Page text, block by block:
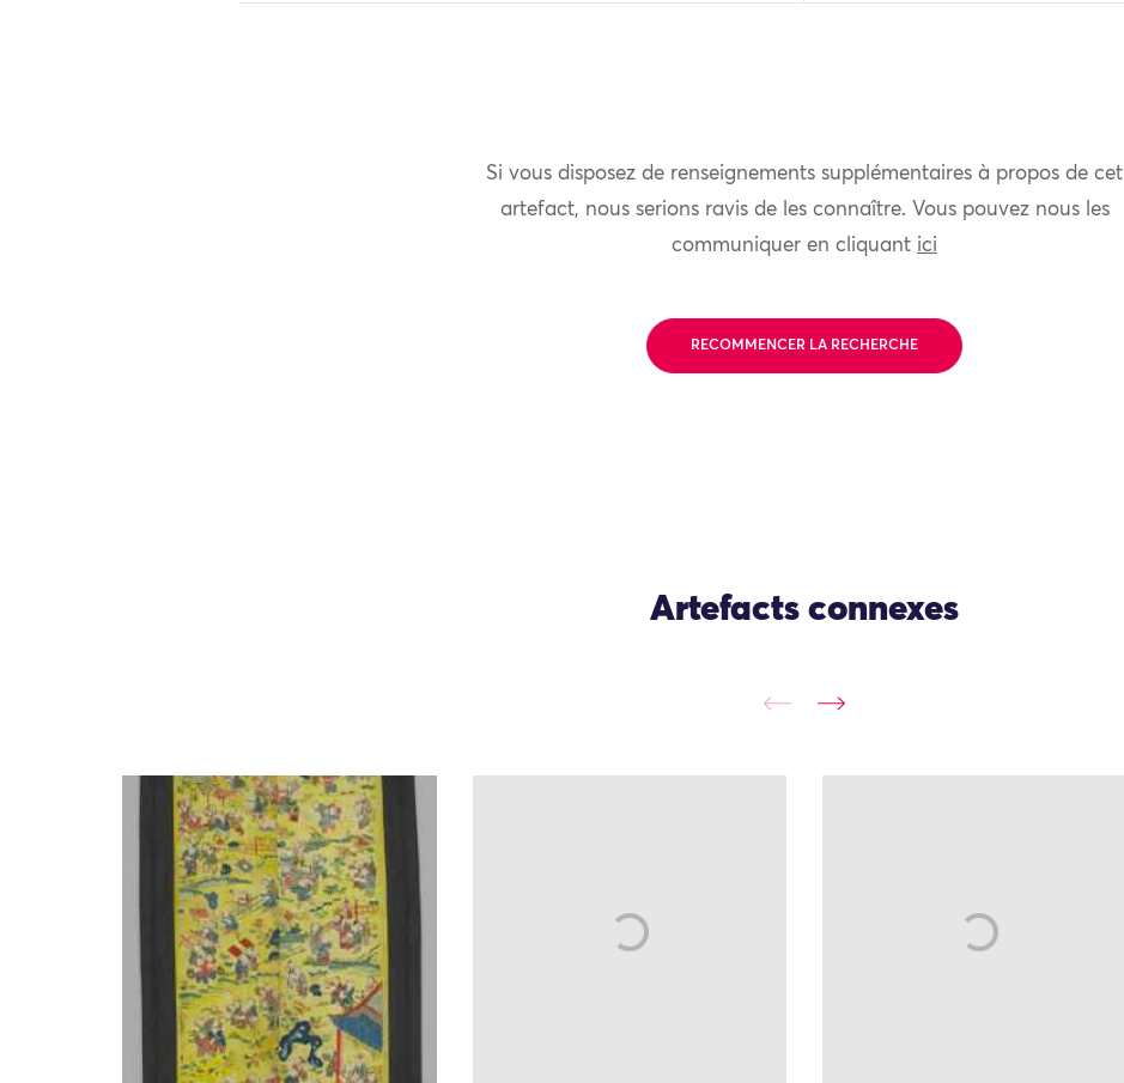
Si vous disposez de renseignements supplémentaires à propos de cet
artefact, nous serions ravis de les connaître. Vous pouvez nous les
communiquer en cliquant ici
RECOMMENCER LA RECHERCHE
Artefacts connexes